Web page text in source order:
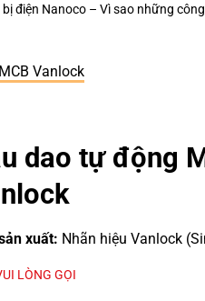
công trình bền vững luôn chú
Vanlock
dao tự động
xuất: Nhãn hiệu Vanlock
LÒNG GỌI